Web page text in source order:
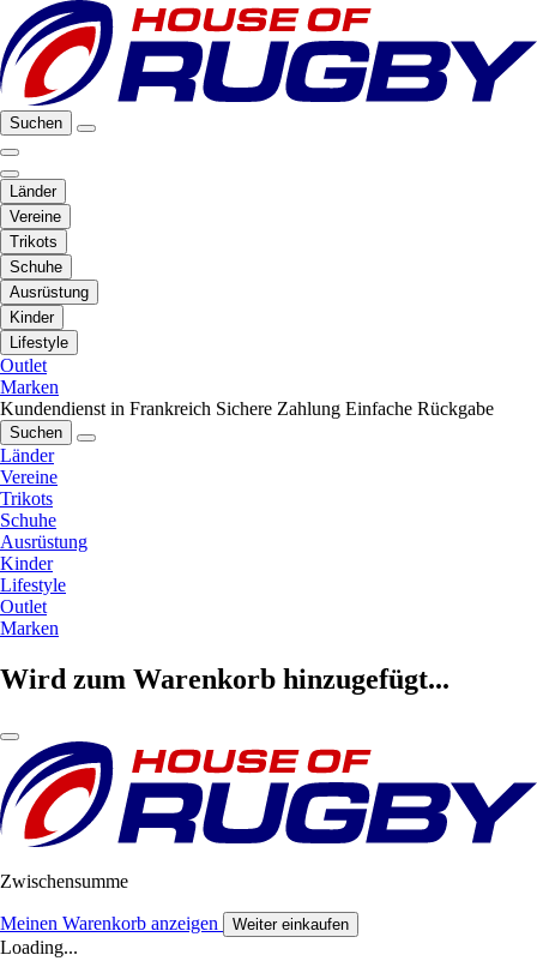
Suchen
Länder
Vereine
Trikots
Schuhe
Ausrüstung
Kinder
Lifestyle
Outlet
Marken
Kundendienst in Frankreich Sichere Zahlung Einfache Rückgabe
Suchen
Länder
Vereine
Trikots
Schuhe
Ausrüstung
Kinder
Lifestyle
Outlet
Marken
Wird zum Warenkorb hinzugefügt...
Zwischensumme
Meinen Warenkorb anzeigen Weiter einkaufen
Loading...